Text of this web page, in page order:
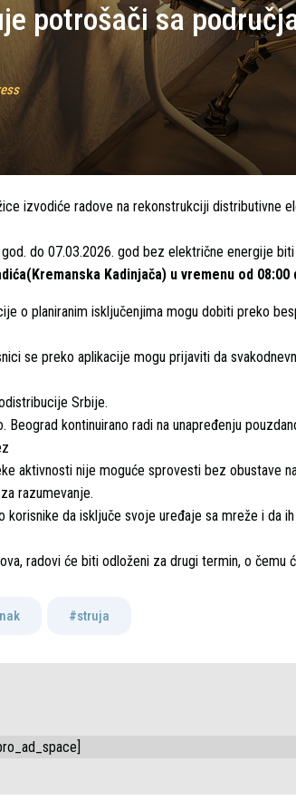
potrošači sa
izvodiće radove na rekonstrukciji distributivne
do 07.03.2026. god bez električne energije
Kadinjača) u vremenu od 08:00
o planiranim isključenjima mogu dobiti preko
se preko aplikacije mogu prijaviti da
Srbije.
Beograd kontinuirano radi na unapređenju
aktivnosti nije moguće sprovesti bez obustave
razumevanje.
korisnike da isključe svoje uređaje sa mreže i da
radovi će biti odloženi za drugi termin, o čemu
#struja